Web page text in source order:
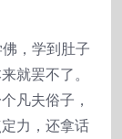
，学到肚子
就罢不了。
凡夫俗子，
力，还拿话